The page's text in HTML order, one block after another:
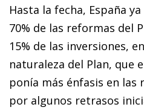
Hasta la fecha, España
70% de las reformas del
15% de las inversiones,
naturaleza del Plan, que
ponía más énfasis en las
por algunos retrasos